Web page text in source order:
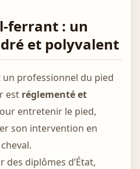
ferrant : un
et polyvalent
professionnel du pied
est réglementé et
entretenir le pied,
son intervention en
diplômes d’État,